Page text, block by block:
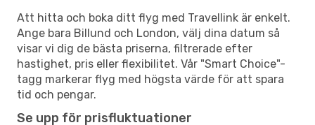
Att hitta och boka ditt flyg med Travellink är enkelt.
Ange bara Billund och London, välj dina datum så
visar vi dig de bästa priserna, filtrerade efter
hastighet, pris eller flexibilitet. Vår "Smart Choice"-
tagg markerar flyg med högsta värde för att spara
tid och pengar.
Se upp för prisfluktuationer